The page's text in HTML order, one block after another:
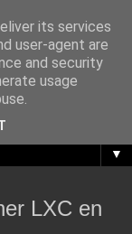
real es pura
▼
LXC en
its services
user-agent are
and security
usage